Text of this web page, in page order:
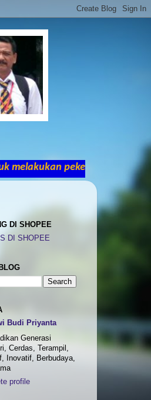
pekerjaan yang
DI SHOPEE
DI SHOPEE
Budi Priyanta
Generasi
Cerdas, Terampil,
Inovatif, Berbudaya,
profile